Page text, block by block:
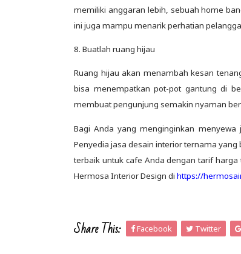
memiliki anggaran lebih, sebuah home
ini juga mampu menarik perhatian
8. Buatlah ruang hijau
Ruang hijau akan menambah kesan
bisa menempatkan pot-pot gantung di
membuat pengunjung semakin nyaman
Bagi Anda yang menginginkan
Penyedia jasa desain interior ternama
terbaik untuk cafe Anda dengan tarif
Hermosa Interior Design di https://
Share This: Facebook Twitter